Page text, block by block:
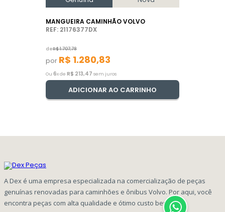
MANGUEIRA CAMINHÃO VOLVO
REF: 21176377DX
deR$1.707,78
por R$ 1.280,83
Ou 6x de R$ 213,47 sem juros
ADICIONAR AO CARRINHO
A Dex é uma empresa especializada na comercialização de peças
genuínas renovadas para caminhões e ônibus Volvo. Por aqui, você
encontra peças com alta qualidade e ótimo custo benefício!